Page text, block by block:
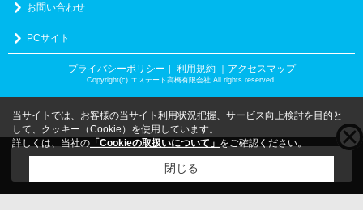
お問い合わせ
PCサイト
プライバシーポリシー 利用規約 ｜アクセスマップ
Copyright(c) エステート高橋有限会社 All rights reserved.
こちらの物件をご覧の方にお勧めな物件
当サイトでは、お客様の当サイト利用状況把握、サービス向上検討を目的と
して、クッキー（Cookie）を使用しています。
詳しくは、当社の 「Cookieの取扱いについて」 をご確認ください。
閉じる